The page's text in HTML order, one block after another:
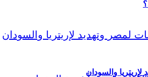
والسودان